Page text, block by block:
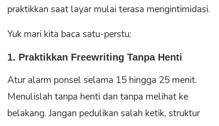
praktikkan saat layar mulai terasa mengintimidasi.
Yuk mari kita baca satu-perstu:
1. Praktikkan Freewriting Tanpa Henti
Atur alarm ponsel selama 15 hingga 25 menit.
Menulislah tanpa henti dan tanpa melihat ke
belakang. Jangan pedulikan salah ketik, struktur